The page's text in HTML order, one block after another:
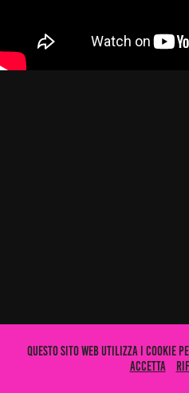
Questo sito web utilizza i cookie
Accetta